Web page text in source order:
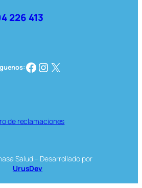
226 413
Facebook Instagram X
de reclamaciones
Salud – Desarrollado por
UrusDev